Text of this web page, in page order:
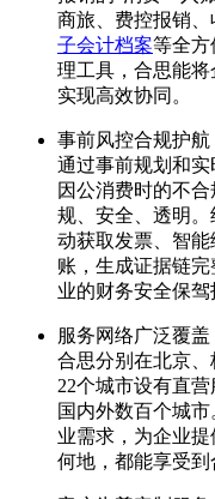
商旅、费控报销
子会计档案等全方
理工具，合思能将
实现高效协同。
事前风控合规护航
通过事前规划和
因公消费时的不
规、安全、透明
动获取发票、智
账，生成证据链
业的财务安全保驾
服务网络广泛覆盖
合思分别在北京
22个城市设有直
国内外数百个城
业需求，为企业
何地，都能享受到